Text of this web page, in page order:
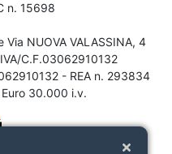
n. 15698
Via NUOVA VALASSINA, 4
C.F.03062910132
- REA n. 293834
Euro 30.000 i.v.